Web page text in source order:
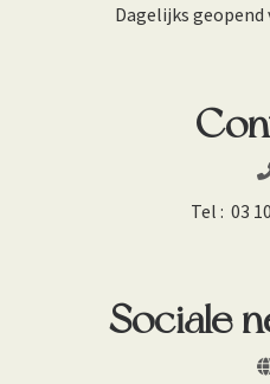
Dagelijks geopend
Tel : 03
Sociale